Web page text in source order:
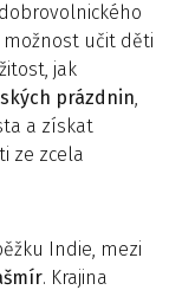
možnost učit děti
jak
prázdnin,
a získat
ze zcela
Indie, mezi
. Krajina